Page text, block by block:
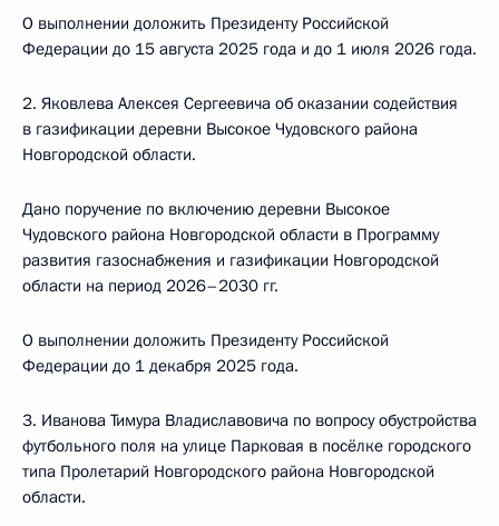
О выполнении доложить Президенту Российской
Федерации до 15 августа 2025 года и до 1 июля 2026 года.
2. Яковлева Алексея Сергеевича об оказании содействия
в газификации деревни Высокое Чудовского района
Новгородской области.
Дано поручение по включению деревни Высокое
Чудовского района Новгородской области в Программу
развития газоснабжения и газификации Новгородской
области на период 2026–2030 гг.
О выполнении доложить Президенту Российской
Федерации до 1 декабря 2025 года.
3. Иванова Тимура Владиславовича по вопросу обустройства
футбольного поля на улице Парковая в посёлке городского
типа Пролетарий Новгородского района Новгородской
области.